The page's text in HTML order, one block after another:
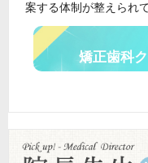
案する体制が整えられ
矯正歯科